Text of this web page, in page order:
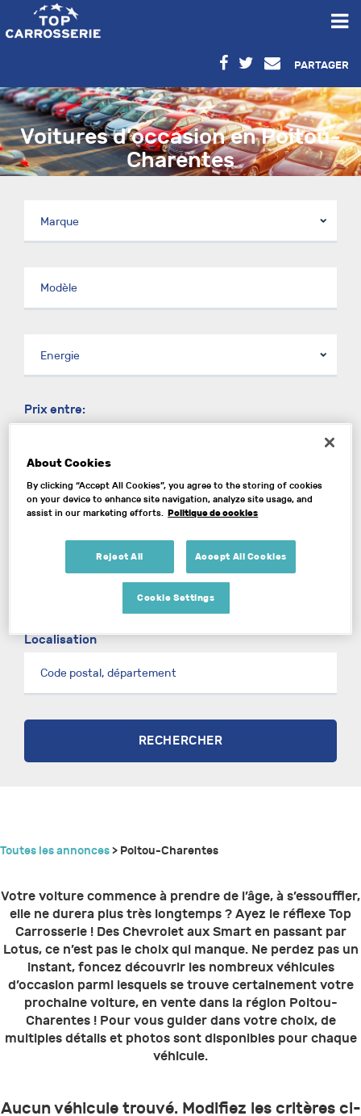
PARTAGER
Voitures d’occasion en Poitou-
Charentes
Prix entre:
Année entre:
1960
2026
250000km
Localisation
RECHERCHER
Toutes les annonces> Poitou-Charentes
Votre voiture commence à prendre de l’âge, à s’essouffler,
elle ne durera plus très longtemps ? Ayez le réflexe Top
Carrosserie ! Des Chevrolet aux Smart en passant par
Lotus, ce n’est pas le choix qui manque. Ne perdez pas un
instant, foncez découvrir les nombreux véhicules
d’occasion parmi lesquels se trouve certainement votre
prochaine voiture, en vente dans la région Poitou-
Charentes ! Pour vous guider dans votre choix, de
multiples détails et photos sont disponibles pour chaque
véhicule.
Aucun véhicule trouvé. Modifiez les critères ci-
About Cookies
By clicking “Accept All Cookies”, you agree to the storing of cookies
on your device to enhance site navigation, analyze site usage, and
assist in our marketing efforts.
Politique de cookies
Reject All Accept All Cookies
Cookie Settings